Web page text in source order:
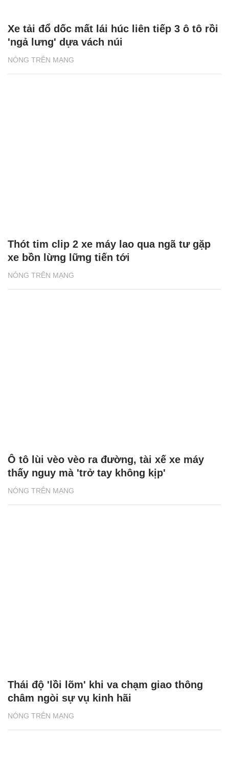
NÓNG TRÊN MẠNG
Xe tải đổ dốc mất lái húc liên tiếp 3 ô tô rồi
'ngả lưng' dựa vách núi
NÓNG TRÊN MẠNG
Thót tim clip 2 xe máy lao qua ngã tư gặp
xe bồn lừng lững tiến tới
NÓNG TRÊN MẠNG
Ô tô lùi vèo vèo ra đường, tài xế xe máy
thấy nguy mà 'trở tay không kịp'
NÓNG TRÊN MẠNG
Thái độ 'lồi lõm' khi va chạm giao thông
châm ngòi sự vụ kinh hãi